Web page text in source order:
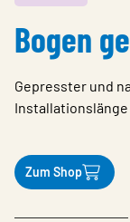
Inspiration
Unternehmen
Nachhaltigkeit
Wähle Sprache
Germany -
Bogen
Gepresster und
Installationslänge
Zum Shop